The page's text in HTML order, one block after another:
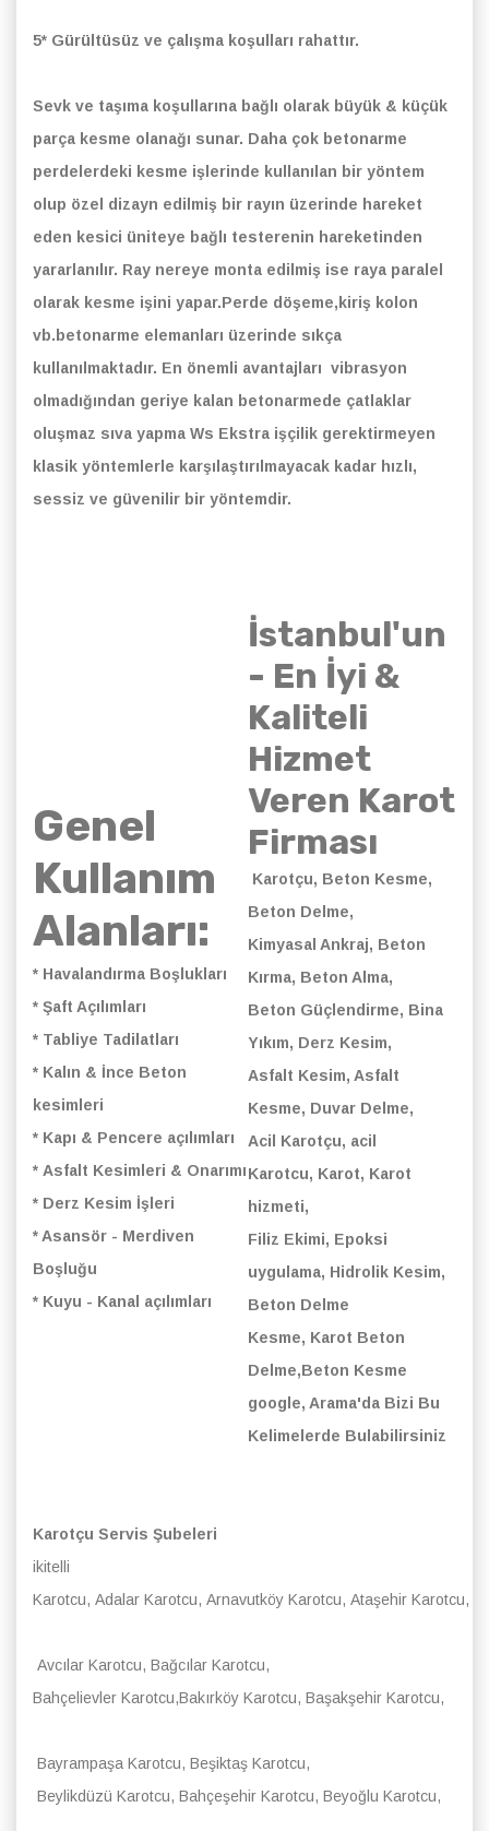
5* Gürültüsüz ve çalışma koşulları rahattır.
Sevk ve taşıma koşullarına bağlı olarak büyük & küçük
parça kesme olanağı sunar. Daha çok betonarme
perdelerdeki kesme işlerinde kullanılan bir yöntem
olup özel dizayn edilmiş bir rayın üzerinde hareket
eden kesici üniteye bağlı testerenin hareketinden
yararlanılır. Ray nereye monta edilmiş ise raya paralel
olarak kesme işini yapar.Perde döşeme,kiriş kolon
vb.betonarme elemanları üzerinde sıkça
kullanılmaktadır. En önemli avantajları vibrasyon
olmadığından geriye kalan betonarmede çatlaklar
oluşmaz sıva yapma Ws Ekstra işçilik gerektirmeyen
klasik yöntemlerle karşılaştırılmayacak kadar hızlı,
sessiz ve güvenilir bir yöntemdir.
Genel
Kullanım
Alanları:
* Havalandırma Boşlukları
* Şaft Açılımları
* Tabliye Tadilatları
* Kalın & İnce Beton
kesimleri
* Kapı & Pencere açılımları
* Asfalt Kesimleri & Onarımı
* Derz Kesim İşleri
* Asansör - Merdiven
Boşluğu
* Kuyu - Kanal açılımları
İstanbul'un
- En İyi &
Kaliteli
Hizmet
Veren Karot
Firması
Karotçu, Beton Kesme,
Beton Delme,
Kimyasal Ankraj, Beton
Kırma, Beton Alma,
Beton Güçlendirme, Bina
Yıkım, Derz Kesim,
Asfalt Kesim, Asfalt
Kesme, Duvar Delme,
Acil Karotçu, acil
Karotcu, Karot, Karot
hizmeti,
Filiz Ekimi, Epoksi
uygulama, Hidrolik Kesim,
Beton Delme
Kesme, Karot Beton
Delme,Beton Kesme
google, Arama'da Bizi Bu
Kelimelerde Bulabilirsiniz
Karotçu Servis Şubeleri
ikitelli
Karotcu, Adalar Karotcu, Arnavutköy Karotcu, Ataşehir Karotcu,
Avcılar Karotcu, Bağcılar Karotcu,
Bahçelievler Karotcu,Bakırköy Karotcu, Başakşehir Karotcu,
Bayrampaşa Karotcu, Beşiktaş Karotcu,
Beylikdüzü Karotcu, Bahçeşehir Karotcu, Beyoğlu Karotcu,